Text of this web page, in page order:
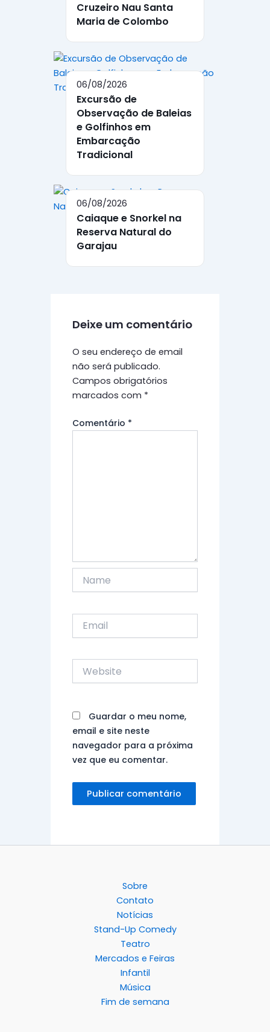
Cruzeiro Nau Santa
Maria de Colombo
06/08/2026
Excursão de
Observação de Baleias
e Golfinhos em
Embarcação
Tradicional
06/08/2026
Caiaque e Snorkel na
Reserva Natural do
Garajau
Deixe um comentário
O seu endereço de email
não será publicado.
Campos obrigatórios
marcados com *
Comentário *
Website
Guardar o meu nome,
email e site neste
navegador para a próxima
vez que eu comentar.
Sobre
Contato
Notícias
Stand-Up Comedy
Teatro
Mercados e Feiras
Infantil
Música
Fim de semana